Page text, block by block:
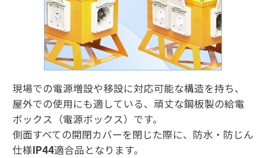
現場での電源増設や移設に対応可能な構造を持ち、
屋外での使用にも適している、頑丈な鋼板製の給電
ボックス（電源ボックス）です。
側面すべての開閉カバーを閉じた際に、防水・防じん
仕様IP44適合品となります。